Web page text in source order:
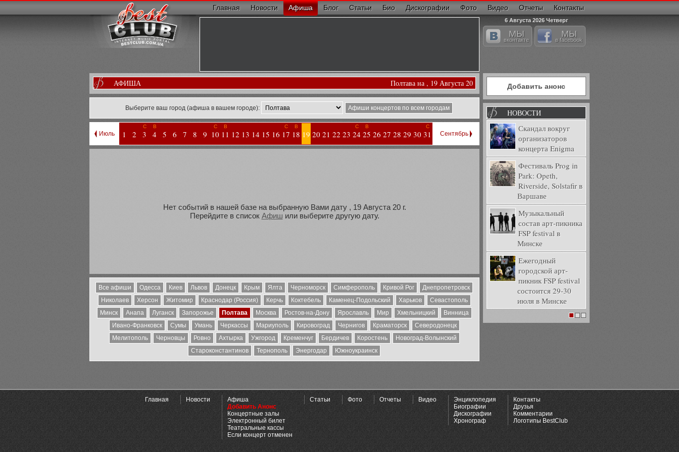
Главная Новости Афиша Блог Статьи Био Дискографии Фото Видео Отчеты Контакты
6 Августа 2026 Четверг
МЫ
вконтакте
МЫ
в facebook
АФИША Полтава на , 19 Августа 20
Выберите ваш город (афиша в вашем городе): Афиши концертов по всем городам
Июль 1 2
С
3
В
4 5 6 7 8 9
С
10
В
11 12 13 14 15 16
С
17
В
18 19 20 21 22 23
С
24
В
25 26 27 28 29 30
С
31 Сентябрь
Нет событий в нашей базе на выбранную Вами дату , 19 Августа 20 г.
Перейдите в список Афиш или выберите другую дату.
Все афиши Одесса Киев Львов Донецк Крым Ялта Черноморск Симферополь Кривой Рог
Днепропетровск
Николаев
Херсон Житомир Краснодар (Россия) Керчь Коктебель Каменец-Подольский Харьков
Севастополь
Минск
Анапа Луганск Запорожье Полтава Москва Ростов-на-Дону Ярославль Мир Хмельницкий
Винница
Ивано-Франковск
Сумы Умань Черкассы Мариуполь Кировоград Чернигов Краматорск
Северодонецк
Мелитополь
Черновцы Ровно Ахтырка Ужгород Кременчуг Бердичев Коростень
Новоград-Волынский
Староконстантинов
Тернополь Энергодар Южноукраинск
Добавить анонс
НОВОСТИ
Скандал вокруг
организаторов
концерта Enigma
Фестиваль Prog in
Park: Opeth,
Riverside, Solstafir в
Варшаве
Музыкальный
состав арт-пикника
FSP festival в
Минске
Ежегодный
городской арт-
пикник FSP festival
состоится 29-30
июля в Минске
Главная Новости
Афиша
Добавить Анонс
Концертные залы
Электронный билет
Театральные кассы
Если концерт отменен
Статьи Фото Отчеты Видео
Энциклопедия
Биографии
Дискографии
Хронограф
Контакты
Друзья
Комментарии
Логотипы BestClub